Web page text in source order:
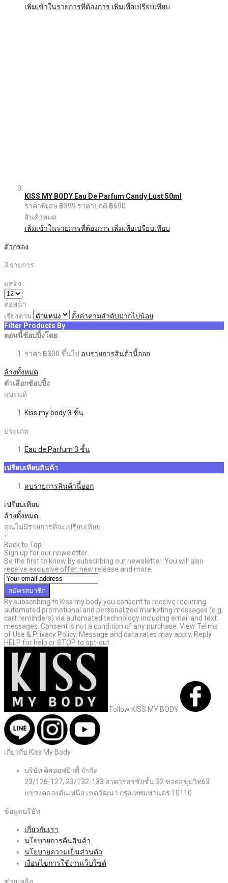
เพิ่มเข้าในรายการที่ต้องการ เพิ่มเพื่อเปรียบเทียบ
KISS MY BODY Eau De Parfum Candy Lust 50ml
ราคาพิเศษ ฿399 ราคาปกติ ฿690
สินค้าหมด
เพิ่มเข้าในรายการที่ต้องการ เพิ่มเพื่อเปรียบเทียบ
ตัวกรอง
3 รายการ
แสดง
ต่อหน้า
เรียงตาม
ตั้งค่าตามลำดับมากไปน้อย
Filter Products By
ตอนนี้ช้อปปิ้งโดย
ราคา ฿300 ขึ้นไป ลบรายการสินค้านี้ออก
ล้างทั้งหมด
ตัวเลือกช้อปปิ้ง
แบรนด์
Kiss my body3 ชิ้น
ประเภท
Eau de Parfum 3 ชิ้น
เปรียบเทียบสินค้า
ลบรายการสินค้านี้ออก
เปรียบเทียบ
ล้างทั้งหมด
คุณไม่มีรายการที่จะเปรียบเทียบ
↑
Back to Top
Sign up for our newsletter
Be the first to know by subscribing our newsletter. You will also
receive exclusive offer, new release and more,
สมัครสมาชิก
By subscribing to Kiss my body you consent to receive recurring
automated promotional and personalized marketing messages (e.g.
cart reminders) via automated technology including email and text
messages. Consent is not a condition of any purchase. View Terms
of Use & Privacy Policy. Message and data rates may apply. Reply
HELP for help or STOP to opt-out.
Follow KISS MY BODY
เกี่ยวกับ Kiss My Body
บริษัท คิสออฟบิวตี้ จำกัด
23/126-127, 23/132-133 อาคารสรชัยชั้น 32 ซอยสุขุมวิท63
แขวงคลองตันเหนือ เขตวัฒนา กรุงเทพมหานคร 10110
ข้อมูลบริษัท
เกี่ยวกับเรา
นโยบายการคืนสินค้า
นโยบายความเป็นส่วนตัว
เงื่อนไขการใช้งานเว็บไซต์
ช่วยเหลือ